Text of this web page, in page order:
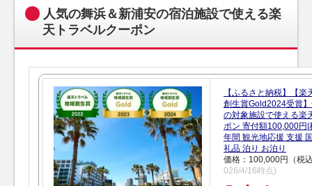
人気の舞浜＆新浦安の宿泊施設で使える楽
天トラベルクーポン
【ふるさと納税】【楽
創生賞Gold2024受賞
の対象施設で使える楽
ポン 寄付額100,000円|
年間 観光地応援 支援
礼品 泊り お泊り
価格：100,000円（税
026/4/16時点)